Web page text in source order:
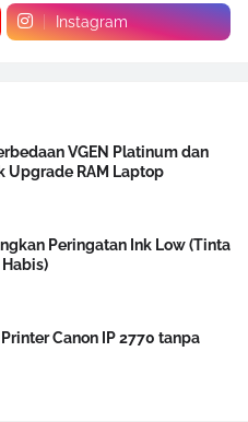
Instagram
VGEN Platinum dan
Upgrade RAM Laptop
Peringatan Ink Low (Tinta
Canon IP 2770 tanpa